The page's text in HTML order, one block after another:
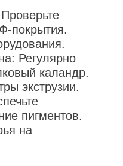
покрытия.
Регулярно
каландр.
экструзии.
пигментов.
на